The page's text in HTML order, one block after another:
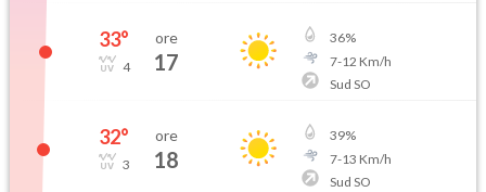
33°
4
ore
17
36%
7-12 Km/h
Sud SO
32°
3
ore
18
39%
7-13 Km/h
Sud SO